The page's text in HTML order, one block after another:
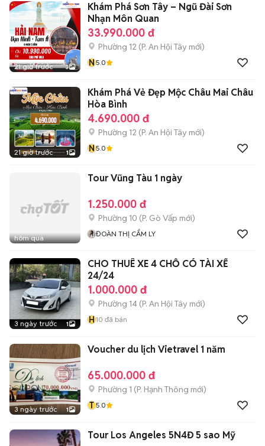
21 giờ trước 3
Khám Phá Sơn Tây – Ngũ Đài Sơn
Nhạn Môn Quan
33.990.000 đ
Phường 12 (P. An Hội Tây mới)
N5.0
21 giờ trước 1
Khám Phá Vẻ Đẹp Mộc Châu Mai Châu
Hòa Bình
4.690.000 đ
Phường 12 (P. An Hội Tây mới)
N5.0
hôm qua
Tour Vũng Tàu 1 ngày
1.250.000 đ
Phường 10 (P. Gò Vấp mới)
ĐOÀN THỊ CẨM LY
3 ngày trước 1
CHO THUÊ XE 4 CHỖ CÓ TÀI XẾ
24/24
1.000.000 đ
Phường 14 (P. An Hội Tây mới)
H10 đã bán
3 ngày trước 1
Voucher du lịch Vietravel 1 năm
65.000.000 đ
Phường 1 (P. Hạnh Thông mới)
T 5.0
Tour Los Angeles 5N4Đ 5 sao Mỹ